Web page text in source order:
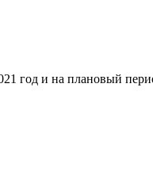
год и на плановый